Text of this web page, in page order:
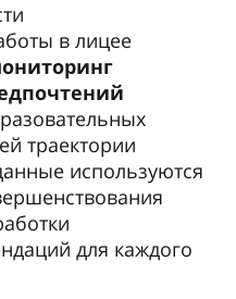
в лицее
траектории
используются
для каждого